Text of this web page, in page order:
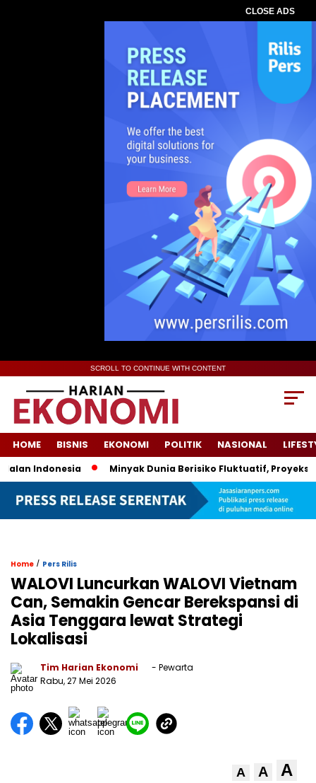
CLOSE ADS
SCROLL TO CONTINUE WITH CONTENT
HOME BISNIS EKONOMI POLITIK NASIONAL
Indonesia Minyak Dunia Berisiko Fluktuatif, Proyeksi
Home / Pers Rilis
WALOVI Luncurkan WALOVI Vietnam
Can, Semakin Gencar Berekspansi di
Asia Tenggara lewat Strategi
Lokalisasi
Tim Harian Ekonomi
- Pewarta
Rabu, 27 Mei 2026
A A A